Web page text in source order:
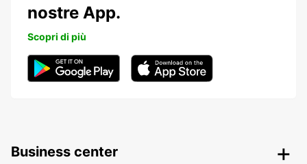
nostre App.
Scopri di più
Business center